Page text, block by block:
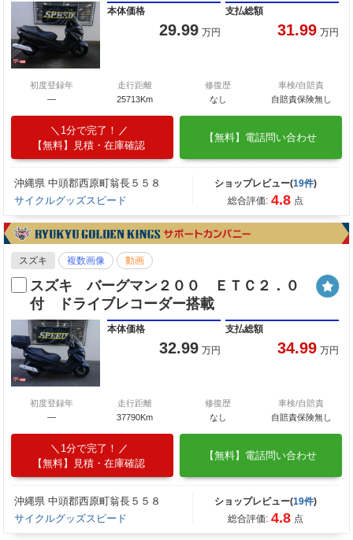
本体価格
29.99 万円
支払総額
31.99 万円
初度登録年
—
走行距離
25713Km
修復歴
なし
車検/自賠責
自賠責保険無し
1分で完了！
【無料】見積・在庫確認
【無料】電話問い合わせ
沖縄県 中頭郡西原町翁長５５８
サイクルグッズスピード
ショップレビュー(19件)
総合評価: 4.8 点
スズキ 複数画像 動画
スズキ バーグマン２００ ＥＴＣ２．０
付 ドライブレコーダー搭載
本体価格
32.99 万円
支払総額
34.99 万円
初度登録年
—
走行距離
37790Km
修復歴
なし
車検/自賠責
自賠責保険無し
1分で完了！
【無料】見積・在庫確認
【無料】電話問い合わせ
沖縄県 中頭郡西原町翁長５５８
サイクルグッズスピード
ショップレビュー(19件)
総合評価: 4.8 点